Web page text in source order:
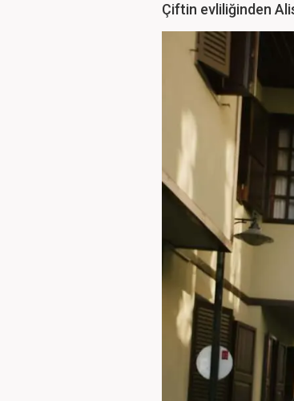
Çiftin evliliğinden